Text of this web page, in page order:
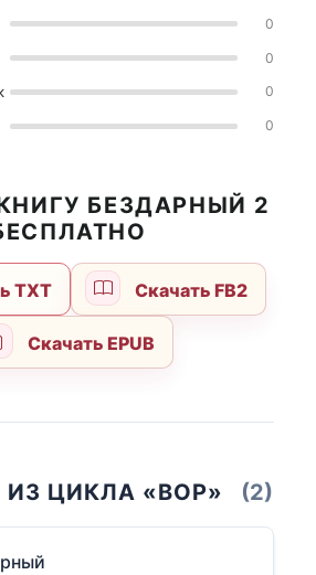
0
0
0
0
БЕЗДАРНЫЙ 2
TXT Скачать FB2
Скачать EPUB
ИЗ ЦИКЛА «ВОР» (2)